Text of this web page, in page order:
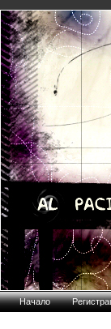
Начало